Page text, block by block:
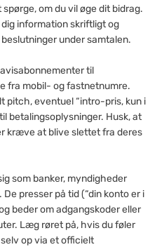
om du vil øge dit bidrag.
information skriftligt og
under samtalen.
til
fra mobil- og fastnetnumre.
pitch, eventuel “intro-pris, kun i
betalingsoplysninger. Husk, at
kræve at blive slettet fra deres
som banker, myndigheder
presser på tid (“din konto er i
beder om adgangskoder eller
Læg røret på, hvis du føler
op via et officielt